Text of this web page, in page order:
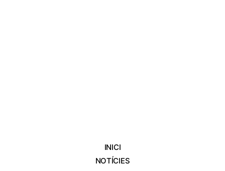
INICI
NOTÍCIES